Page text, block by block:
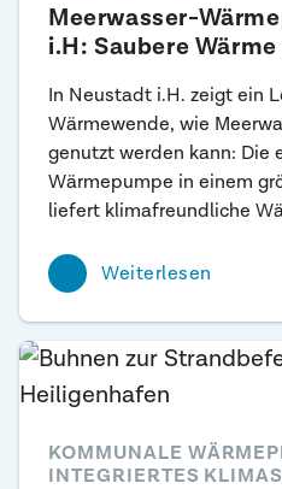
Meerwasser-
i.H: Saubere
In Neustadt i.H. zeigt ein
Wärmewende, wie
genutzt werden kann: Die
Wärmepumpe in einem
liefert klimafreundliche
Weiterlesen
KOMMUNALE
INTEGRIERTES